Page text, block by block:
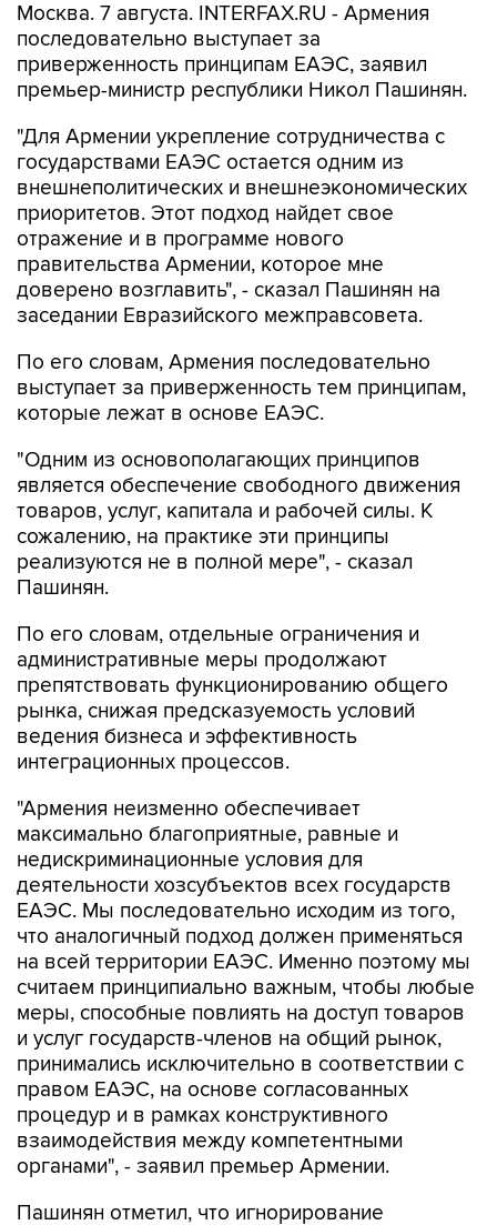
Москва. 7 августа. INTERFAX.RU - Армения
последовательно выступает за
приверженность принципам ЕАЭС, заявил
премьер-министр республики Никол Пашинян.
"Для Армении укрепление сотрудничества с
государствами ЕАЭС остается одним из
внешнеполитических и внешнеэкономических
приоритетов. Этот подход найдет свое
отражение и в программе нового
правительства Армении, которое мне
доверено возглавить", - сказал Пашинян на
заседании Евразийского межправсовета.
По его словам, Армения последовательно
выступает за приверженность тем принципам,
которые лежат в основе ЕАЭС.
"Одним из основополагающих принципов
является обеспечение свободного движения
товаров, услуг, капитала и рабочей силы. К
сожалению, на практике эти принципы
реализуются не в полной мере", - сказал
Пашинян.
По его словам, отдельные ограничения и
административные меры продолжают
препятствовать функционированию общего
рынка, снижая предсказуемость условий
ведения бизнеса и эффективность
интеграционных процессов.
"Армения неизменно обеспечивает
максимально благоприятные, равные и
недискриминационные условия для
деятельности хозсубъектов всех государств
ЕАЭС. Мы последовательно исходим из того,
что аналогичный подход должен применяться
на всей территории ЕАЭС. Именно поэтому мы
считаем принципиально важным, чтобы любые
меры, способные повлиять на доступ товаров
и услуг государств-членов на общий рынок,
принимались исключительно в соответствии с
правом ЕАЭС, на основе согласованных
процедур и в рамках конструктивного
взаимодействия между компетентными
органами", - заявил премьер Армении.
Пашинян отметил, что игнорирование